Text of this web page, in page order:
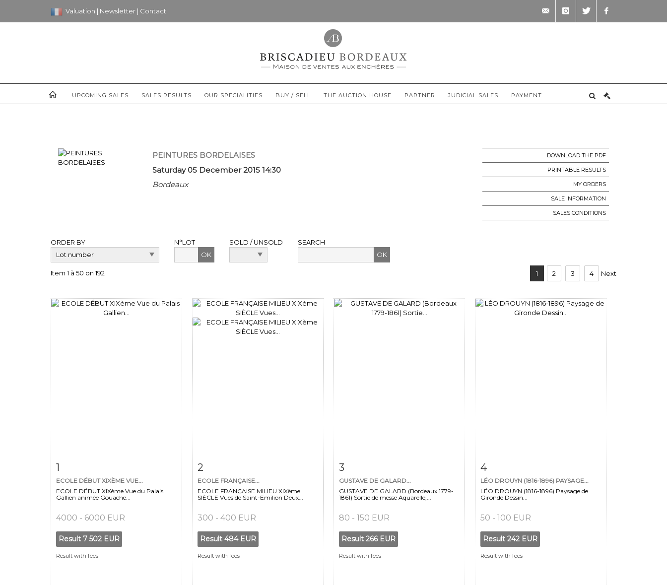
Valuation | Newsletter | Contact
UPCOMING SALES SALES RESULTS OUR SPECIALITIES BUY / SELL THE AUCTION HOUSE PARTNER JUDICIAL SALES PAYMENT
PEINTURES BORDELAISES
Saturday 05 December 2015 14:30
Bordeaux
DOWNLOAD THE PDF
PRINTABLE RESULTS
MY ORDERS
SALE INFORMATION
SALES CONDITIONS
ORDER BY
N°LOT
OK
SOLD / UNSOLD SEARCH
Item 1 à 50 on 192 1 2 3 4 Next
1
ECOLE DÉBUT XIXÈME VUE...
ECOLE DÉBUT XIXème Vue du Palais
Gallien animée Gouache...
4000 - 6000 EUR
Result 7 502 EUR
Result with fees
2
ECOLE FRANÇAISE...
ECOLE FRANÇAISE MILIEU XIXème
SIÈCLE Vues de Saint-Emilion Deux...
300 - 400 EUR
Result 484 EUR
Result with fees
3
GUSTAVE DE GALARD...
GUSTAVE DE GALARD (Bordeaux 1779-
1861) Sortie de messe Aquarelle,...
80 - 150 EUR
Result 266 EUR
Result with fees
4
LÉO DROUYN (1816-1896) PAYSAGE...
LÉO DROUYN (1816-1896) Paysage de
Gironde Dessin...
50 - 100 EUR
Result 242 EUR
Result with fees